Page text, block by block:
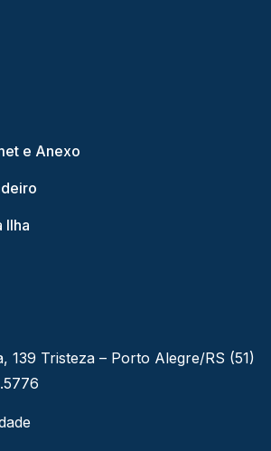
e Anexo
Ilha
139 Tristeza – Porto Alegre/RS (51)